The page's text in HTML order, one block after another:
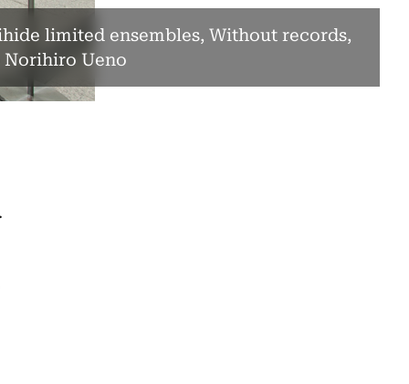
limited ensembles, Without records,
Norihiro Ueno
.